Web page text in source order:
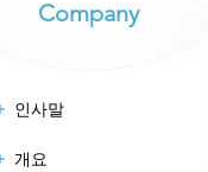
Company
인사말
개요